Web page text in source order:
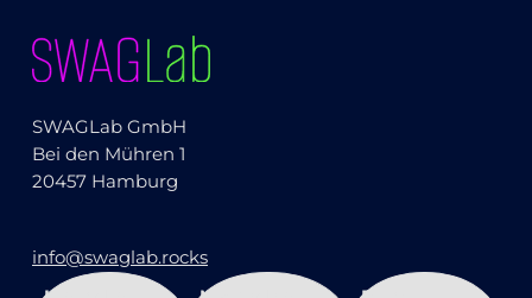
SWAGLab GmbH
Bei den Mühren 1
20457 Hamburg
info@swaglab.rocks